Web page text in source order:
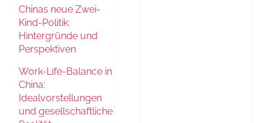
Chinas neue Zwei-
Kind-Politik:
Hintergründe und
Perspektiven
Work-Life-Balance in
China:
Idealvorstellungen
und gesellschaftliche